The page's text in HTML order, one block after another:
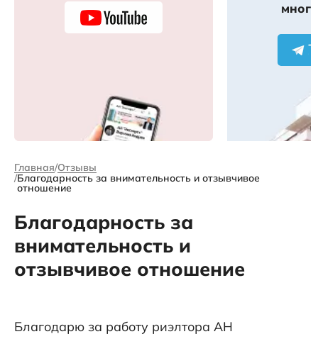
Главная Отзывы
Благодарность за внимательность и отзывчивое
отношение
Благодарность за
внимательность и
отзывчивое отношение
Благодарю за работу риэлтора АН